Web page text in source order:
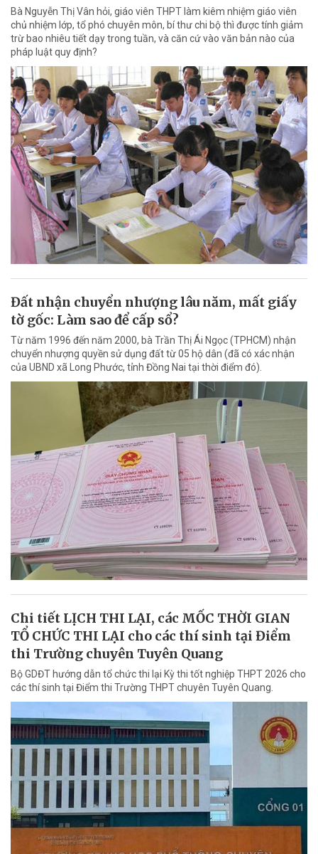
Bà Nguyễn Thị Vân hỏi, giáo viên THPT làm kiêm nhiệm giáo viên
chủ nhiệm lớp, tổ phó chuyên môn, bí thư chi bộ thì được tính giảm
trừ bao nhiêu tiết dạy trong tuần, và căn cứ vào văn bản nào của
pháp luật quy định?
Đất nhận chuyển nhượng lâu năm, mất giấy
tờ gốc: Làm sao để cấp sổ?
Từ năm 1996 đến năm 2000, bà Trần Thị Ái Ngọc (TPHCM) nhận
chuyển nhượng quyền sử dụng đất từ 05 hộ dân (đã có xác nhận
của UBND xã Long Phước, tỉnh Đồng Nai tại thời điểm đó).
Chi tiết LỊCH THI LẠI, các MỐC THỜI GIAN
TỔ CHỨC THI LẠI cho các thí sinh tại Điểm
thi Trường chuyên Tuyên Quang
Bộ GDĐT hướng dẫn tổ chức thi lại Kỳ thi tốt nghiệp THPT 2026 cho
các thí sinh tại Điểm thi Trường THPT chuyên Tuyên Quang.